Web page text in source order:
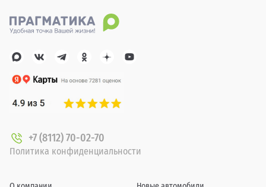
+7 (8112) 70-02-70
Политика конфиденциальности